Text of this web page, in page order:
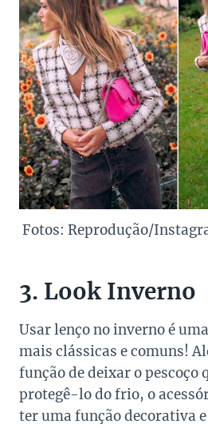
Fotos: Reprodução/
3. Look Inverno
Usar lenço no inverno é
mais clássicas e comuns!
função de deixar o pescoço
protegê-lo do frio, o
ter uma função decorativa